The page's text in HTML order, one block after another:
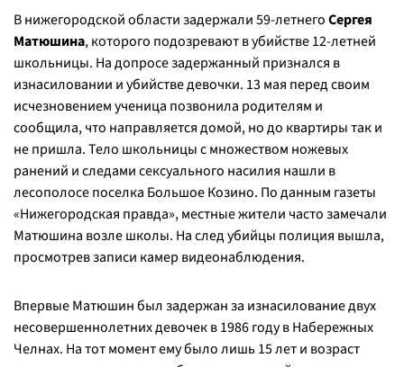
В нижегородской области задержали 59-летнегоСергея
Матюшина, которого подозревают в убийстве 12-летней
школьницы. На допросе задержанный признался в
изнасиловании и убийстве девочки. 13 мая перед своим
исчезновением ученица позвонила родителям и
сообщила, что направляется домой, но до квартиры так и
не пришла. Тело школьницы с множеством ножевых
ранений и следами сексуального насилия нашли в
лесополосе поселка Большое Козино. По данным газеты
«Нижегородская правда», местные жители часто замечали
Матюшина возле школы. На след убийцы полиция вышла,
просмотрев записи камер видеонаблюдения.
Впервые Матюшин был задержан за изнасилование двух
несовершеннолетних девочек в 1986 году в Набережных
Челнах. На тот момент ему было лишь 15 лет и возраст